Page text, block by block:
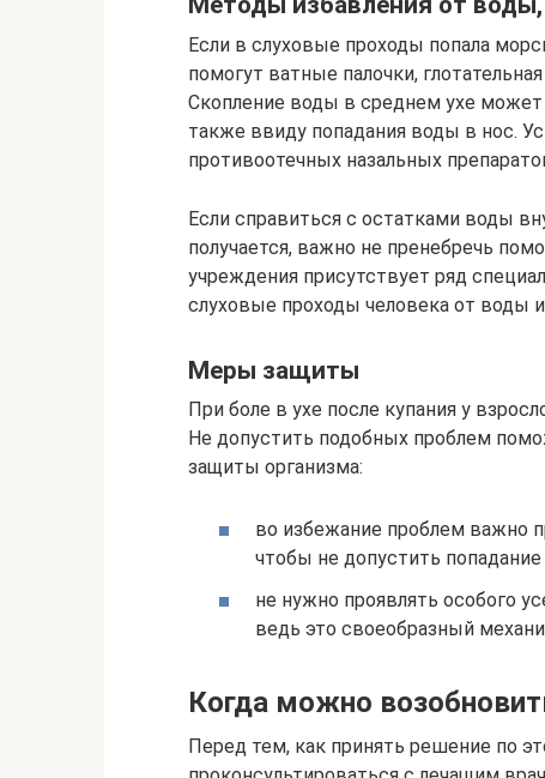
Если в слуховые проходы попала
помогут ватные палочки,
Скопление воды в среднем ухе может
также ввиду попадания воды в нос.
противоотечных назальных
Если справиться с остатками воды
получается, важно не пренебречь
учреждения присутствует ряд
слуховые проходы человека от воды
Меры защиты
При боле в ухе после купания у
Не допустить подобных проблем
защиты организма:
во избежание проблем важно
чтобы не допустить
не нужно проявлять особого
ведь это своеобразный
Когда можно
Перед тем, как принять решение по